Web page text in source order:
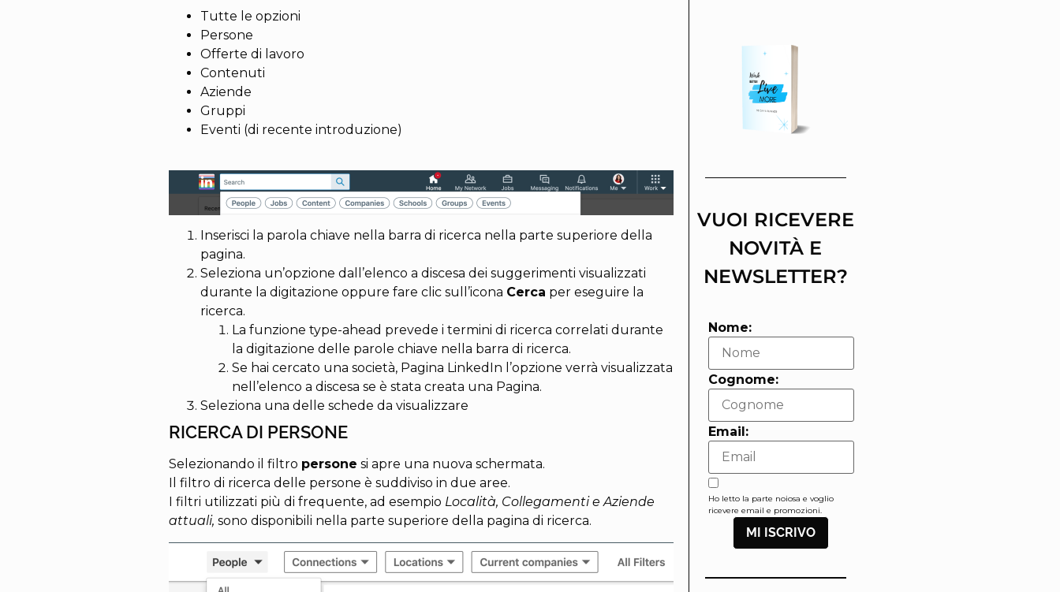
Tutte le opzioni
Persone
Offerte di lavoro
Contenuti
Aziende
Gruppi
Eventi (di recente introduzione)
Inserisci la parola chiave nella barra di ricerca nella parte superiore della
pagina.
Seleziona un’opzione dall’elenco a discesa dei suggerimenti visualizzati
durante la digitazione oppure fare clic sull’icona Cerca per eseguire la
ricerca.
La funzione type-ahead prevede i termini di ricerca correlati durante
la digitazione delle parole chiave nella barra di ricerca.
Se hai cercato una società, Pagina LinkedIn l’opzione verrà visualizzata
nell’elenco a discesa se è stata creata una Pagina.
Seleziona una delle schede da visualizzare
RICERCA DI PERSONE
Selezionando il filtro persone si apre una nuova schermata.
Il filtro di ricerca delle persone è suddiviso in due aree.
I filtri utilizzati più di frequente, ad esempio Località, Collegamenti e Aziende
attuali, sono disponibili nella parte superiore della pagina di ricerca.
VUOI RICEVERE
NOVITÀ E
NEWSLETTER?
Nome:
Cognome:
Email:
Ho letto la parte noiosa e voglio
ricevere email e promozioni.
MI ISCRIVO